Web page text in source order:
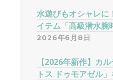
水遊びもオシャレに
イテム「高級潜水腕
2026年6月8日
【2026年新作】カ
トス ドゥモアゼル